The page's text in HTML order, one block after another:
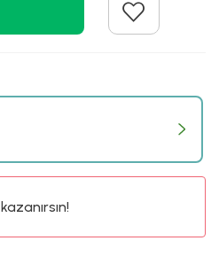
kazanırsın!